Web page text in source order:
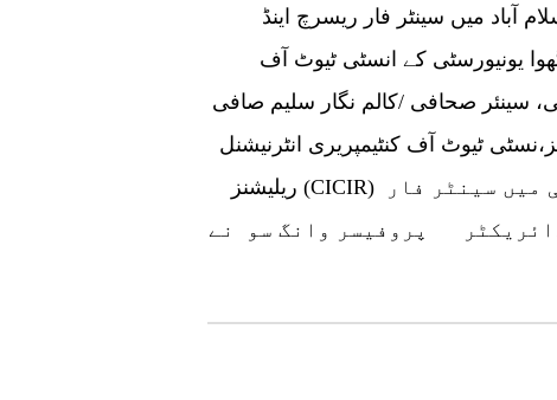
آباد میں سینٹر فار ریسرچ اینڈ
یونیورسٹی کے انسٹی ٹیوٹ آف
سینئر صحافی /کالم نگار سلیم صافی
ٹیوٹ آف کنٹیمپریری انٹرنیشنل
ریلیشنز (CICIR) ڈاکٹر وانگ شیڈا ، پیکنگ یونیورسٹی میں سینٹر فار
پروفیسر وانگ سو نے